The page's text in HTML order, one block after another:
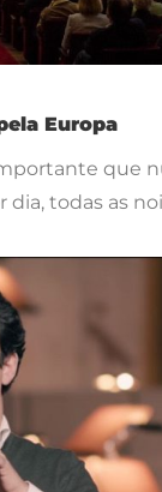
Europa
que
todas as